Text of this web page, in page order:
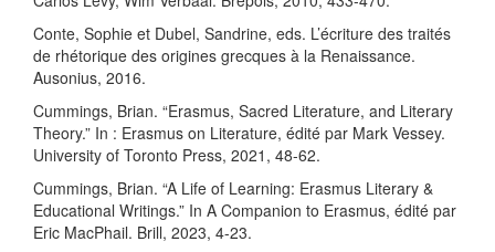
Conte, Sophie et Dubel, Sandrine, eds. L’écriture des traités
de rhétorique des origines grecques à la Renaissance.
Ausonius, 2016.
Cummings, Brian. “Erasmus, Sacred Literature, and Literary
Theory.” In : Erasmus on Literature, édité par Mark Vessey.
University of Toronto Press, 2021, 48-62.
Cummings, Brian. “A Life of Learning: Erasmus Literary &
Educational Writings.” In A Companion to Erasmus, édité par
Eric MacPhail. Brill, 2023, 4-23.